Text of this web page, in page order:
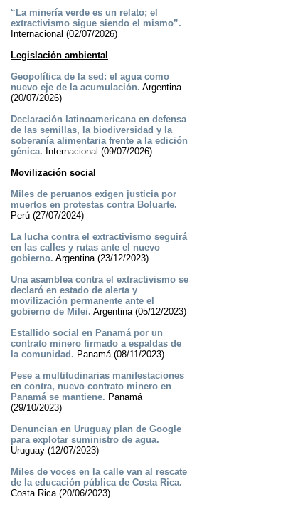
“La minería verde es un relato; el
extractivismo sigue siendo el mismo”.
Internacional (02/07/2026)
Legislación ambiental
Geopolítica de la sed: el agua como
nuevo eje de la acumulación. Argentina
(20/07/2026)
Declaración latinoamericana en defensa
de las semillas, la biodiversidad y la
soberanía alimentaria frente a la edición
génica. Internacional (09/07/2026)
Movilización social
Miles de peruanos exigen justicia por
muertos en protestas contra Boluarte.
Perú (27/07/2024)
La lucha contra el extractivismo seguirá
en las calles y rutas ante el nuevo
gobierno. Argentina (23/12/2023)
Una asamblea contra el extractivismo se
declaró en estado de alerta y
movilización permanente ante el
gobierno de Milei. Argentina (05/12/2023)
Estallido social en Panamá por un
contrato minero firmado a espaldas de
la comunidad. Panamá (08/11/2023)
Pese a multitudinarias manifestaciones
en contra, nuevo contrato minero en
Panamá se mantiene. Panamá
(29/10/2023)
Denuncian en Uruguay plan de Google
para explotar suministro de agua.
Uruguay (12/07/2023)
Miles de voces en la calle van al rescate
de la educación pública de Costa Rica.
Costa Rica (20/06/2023)